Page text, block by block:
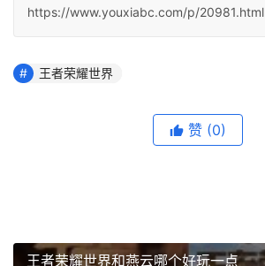
https://www.youxiabc.com/p/20981.html
王者荣耀世界
赞 (0)
王者荣耀世界和燕云哪个好玩一点